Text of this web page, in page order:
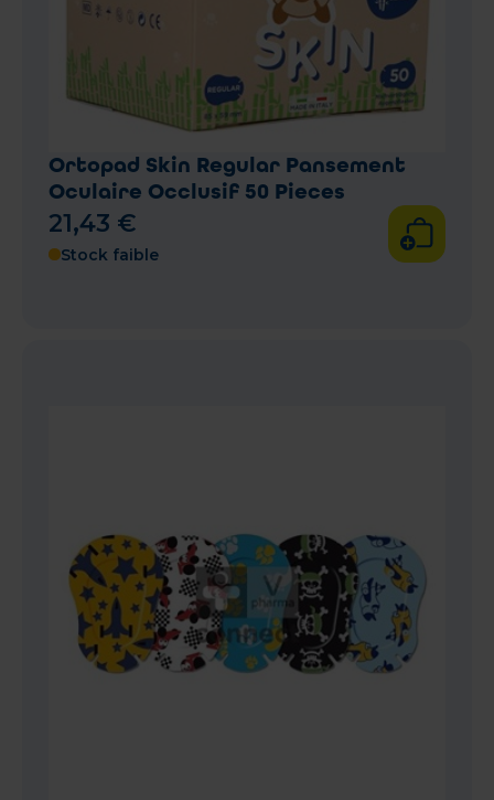
Ortopad Skin Regular Pansement
Oculaire Occlusif 50 Pieces
21,43 €
Stock faible